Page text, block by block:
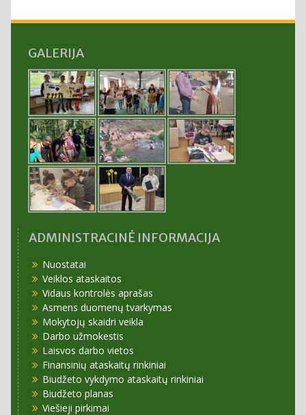
GALERIJA
ADMINISTRACINĖ INFORMACIJA
Nuostatai
Veiklos ataskaitos
Vidaus kontrolės aprašas
Asmens duomenų tvarkymas
Mokytojų skaidri veikla
Darbo užmokestis
Laisvos darbo vietos
Finansinių ataskaitų rinkiniai
Biudžeto vykdymo ataskaitų rinkiniai
Biudžeto planas
Viešieji pirkimai